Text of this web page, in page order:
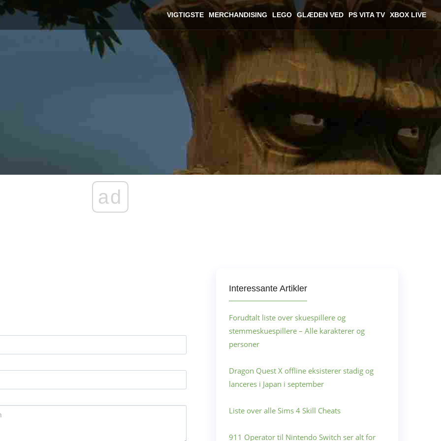
VIGTIGSTE MERCHANDISING LEGO GLÆDEN VED PS VITA TV XBOX LIVE
ad
Interessante Artikler
Forudtalt liste over skuespillere og
stemmeskuespillere – Alle karakterer og
personer
Dragon Quest X offline eksisterer stadig og
lanceres i Japan i september
Liste over alle Sims 4 Skill Cheats
911 Operator til Nintendo Switch ser alt for